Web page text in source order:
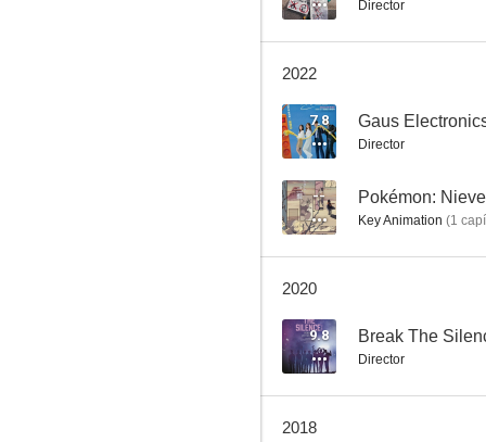
Director
2022
7.8 Gaus
Director
-- Pokémon:
Key Animation (1
2020
9.8 Break The
Director
2018